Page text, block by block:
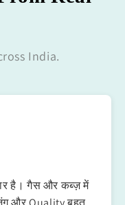
India.
है। गैस और कब्ज़ में